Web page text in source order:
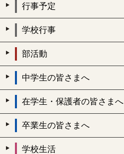
行事予定
学校行事
部活動
中学生の皆さまへ
在学生・保護者の皆さまへ
卒業生の皆さまへ
学校生活